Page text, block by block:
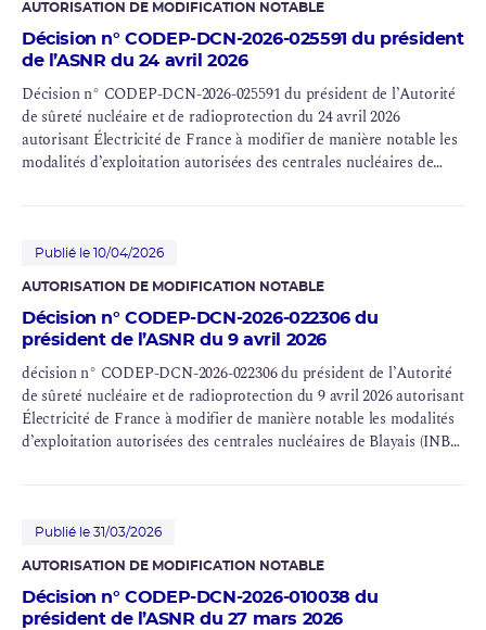
AUTORISATION DE MODIFICATION NOTABLE
Décision n° CODEP-DCN-2026-025591 du président
de l’ASNR du 24 avril 2026
Décision n° CODEP-DCN-2026-025591 du président de l’Autorité
de sûreté nucléaire et de radioprotection du 24 avril 2026
autorisant Électricité de France à modifier de manière notable les
modalités d’exploitation autorisées des centrales nucléaires de
Laurent (INB n° 100) et Tricastin (INB n° 87 et n° 88)
Publié le 10/04/2026
AUTORISATION DE MODIFICATION NOTABLE
Décision n° CODEP-DCN-2026-022306 du
président de l’ASNR du 9 avril 2026
décision n° CODEP-DCN-2026-022306 du président de l’Autorité
de sûreté nucléaire et de radioprotection du 9 avril 2026 autorisant
Électricité de France à modifier de manière notable les modalités
d’exploitation autorisées des centrales nucléaires de Blayais (INB
et n° 88)
Publié le 31/03/2026
AUTORISATION DE MODIFICATION NOTABLE
Décision n° CODEP-DCN-2026-010038 du
président de l’ASNR du 27 mars 2026